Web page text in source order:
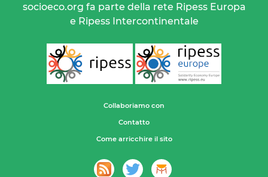
socioeco.org fa parte della rete Ripess Europa
e Ripess Intercontinentale
Collaboriamo con
Contatto
Come arricchire il sito